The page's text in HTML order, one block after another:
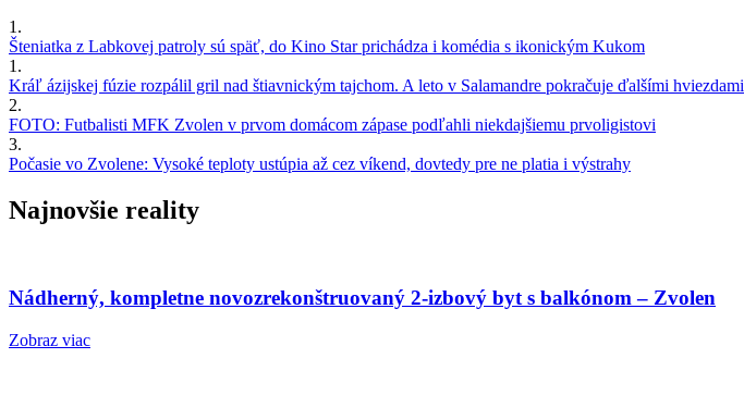
1.
Šteniatka z Labkovej patroly sú späť, do Kino Star prichádza i komédia s ikonickým Kukom
1.
Kráľ ázijskej fúzie rozpálil gril nad štiavnickým tajchom. A leto v Salamandre pokračuje ďalšími hviezdami
2.
FOTO: Futbalisti MFK Zvolen v prvom domácom zápase podľahli niekdajšiemu prvoligistovi
3.
Počasie vo Zvolene: Vysoké teploty ustúpia až cez víkend, dovtedy pre ne platia i výstrahy
Najnovšie reality
Nádherný, kompletne novozrekonštruovaný 2-izbový byt s balkónom – Zvolen
Zobraz viac